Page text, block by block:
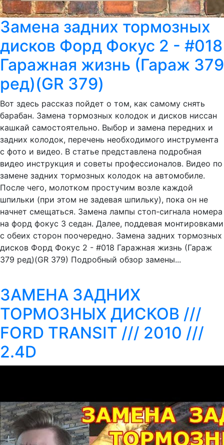
Замена задних тормозных
дисков Форд Фокус 2 - #018
Гаражная жизнь (Гараж 379
ред)(GR 379)
Вот здесь рассказ пойдет о том, как самому снять
барабан. Замена тормозных колодок и дисков ниссан
кашкай самостоятельно. Выбор и замена передних и
задних колодок, перечень необходимого инструмента
с фото и видео. В статье представлена подробная
видео инструкция и советы профессионалов. Видео по
замене задних тормозных колодок на автомобиле.
После чего, молотком простучим возле каждой
шпильки (при этом не задевая шпильку), пока он не
начнет смещаться. Замена лампы стоп-сигнала номера
на форд фокус 3 седан. Далее, поддевая монтировками
с обеих сторон поочередно. Замена задних тормозных
дисков Форд Фокус 2 - #018 Гаражная жизнь (Гараж
379 ред)(GR 379) Подробный обзор замены...
ЗАМЕНА ЗАДНИХ
ТОРМОЗНЫХ ДИСКОВ ///
FORD TRANSIT /// 2010 ///
2.4D